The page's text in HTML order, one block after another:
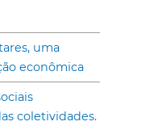
uma
econômica
coletividades.